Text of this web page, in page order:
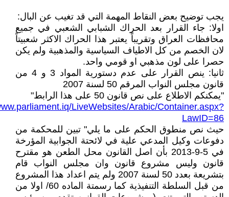
يجب توضيح بعض النقاط المهمة التي قد تغيب عن البال:
اولا: جاء القرار بعد الحراك الشبابي الشعبي في جميع
محافظات العراق وتقريباً يعتبر هذا الحراك الاكثر شعبيتاً
لان الخصم من كل الاطياف السياسية والمذهبية ولم يكن
حصرا على لون مذهبي او قومي واحد.
ثانيا: ينص القرار على عدم دستورية المواد 3 و 4 من
قانون مجلس النواب المرقم 50 لسنة 2007
"يمكنكم الاطلاع على نص قانون 50 على هذا الرابط"
LiveWebsites/Arabic/Container.aspx?
LawID=86
حيث نص منطوق الحكم على ما يلي" تبين للمحكمة من
دفوعات وكيل المدعي علية في لائحتة الجوابية المؤرخة
في 5-9-2013 بأن اصل القانون محل الطعن هو مقترح
قانون وليس مشروع قانون وان مجلس النواب قام
بتشريعة بعدد 50 لسنة 2007 ولم يتم اعداد هذا المشروع
من قبل السلطة التنفيذية كما رسمتة الماده 60/ اولا من